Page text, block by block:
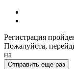
Регистрация
Пожалуйста,
на
Отправить еще раз